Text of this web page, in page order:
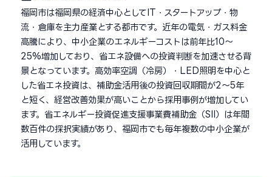
福岡市は福岡県の経済中心としてIT・スタートアップ・物
流・倉庫を主力産業とする都市です。近年の電気・ガス料金
高騰により、中小企業のエネルギーコストは前年比10〜
25%増加しており、省エネ設備への投資判断を加速させる背
景となっています。高効率空調（冷房）・LED照明を中心と
した省エネ投資は、補助金活用後の投資回収期間が2〜5年
と短く、経営改善効果が高いことから採用事例が増加してい
ます。省エネルギー投資促進支援事業費補助金（SII）は年間
数百件の採択実績があり、福岡市でも毎年複数の中小企業が
活用しています。